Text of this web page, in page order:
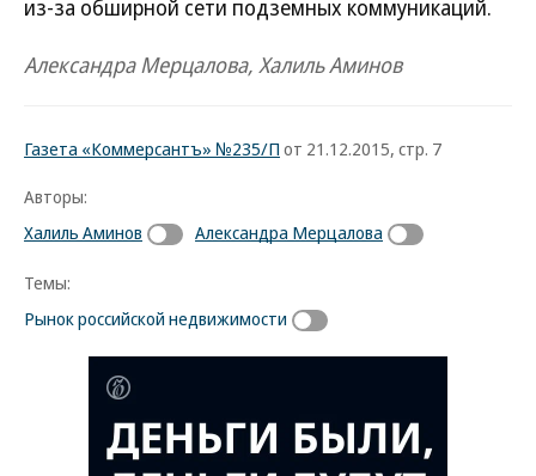
из-за обширной сети подземных коммуникаций.
Александра Мерцалова, Халиль Аминов
Газета «Коммерсантъ» №235/П от 21.12.2015, стр. 7
Авторы:
Халиль Аминов
Александра Мерцалова
Темы:
Рынок российской недвижимости